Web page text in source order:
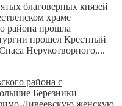
благоверных князей
храме
района прошла
прошел Крестный
Нерукотворного,...